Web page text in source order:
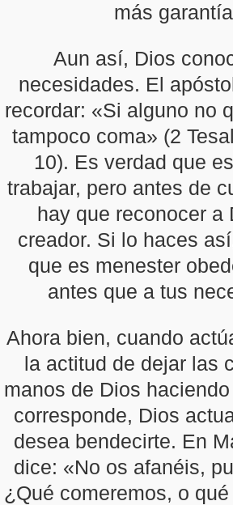
más
Aun así, Dios
necesidades. El
recordar: «Si alguno no
tampoco coma» (2
10). Es verdad que
trabajar, pero antes de
hay que reconocer a
creador. Si lo haces
que es menester
antes que a tus
Ahora bien, cuando
la actitud de dejar las
manos de Dios
corresponde, Dios
desea bendecirte. En
dice: «No os afanéis,
¿Qué comeremos, o